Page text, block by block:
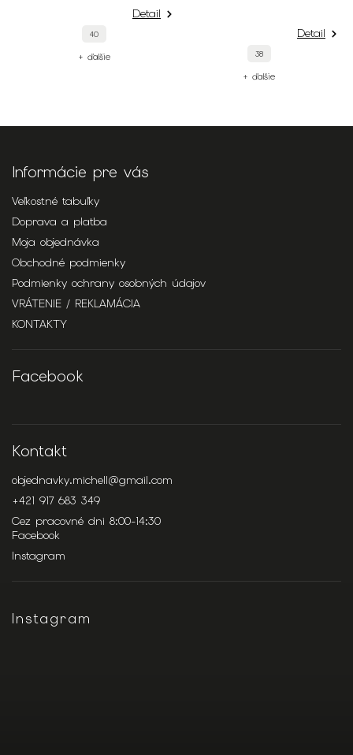
L
Informácie pre vás
Veľkostné tabuľky
Doprava a platba
Moja objednávka
Obchodné podmienky
Podmienky ochrany osobných údajov
VRÁTENIE / REKLAMÁCIA
KONTAKTY
Facebook
Kontakt
objednavky.michell@gmail.com
+421 917 683 349
Cez pracovné dni 8:00-14:30
Facebook
Instagram
Instagram